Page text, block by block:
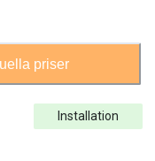
priser
Installation